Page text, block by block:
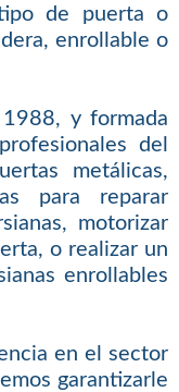
de puerta o
enrollable o
y formada
del
metálicas,
para reparar
motorizar
o realizar un
enrollables
en el sector
garantizarle